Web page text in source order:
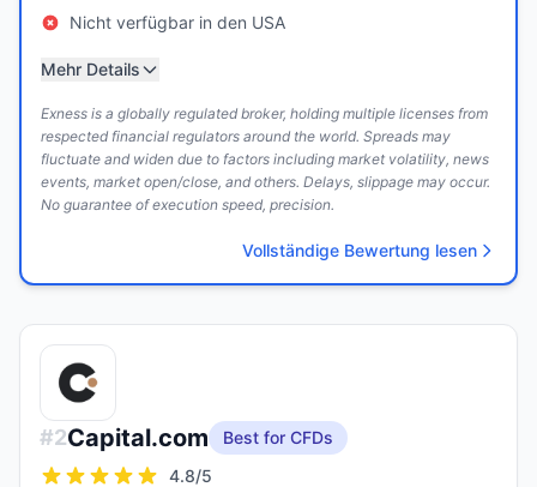
Nicht verfügbar in den USA
Mehr Details
Exness is a globally regulated broker, holding multiple licenses from
respected financial regulators around the world. Spreads may
fluctuate and widen due to factors including market volatility, news
events, market open/close, and others. Delays, slippage may occur.
No guarantee of execution speed, precision.
Vollständige Bewertung lesen
#2Capital.com
Best for CFDs
4.8/5